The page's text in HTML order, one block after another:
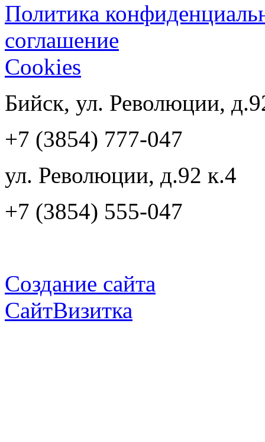
Политика
соглашение
Cookies
Бийск, ул. Революции,
+7 (3854) 777-047
ул. Революции, д.92 к.4
+7 (3854) 555-047
Создание сайта
СайтВизитка